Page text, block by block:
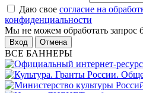
Даю свое согласие на
конфиденциальности
Мы не можем обработать запрос
Отмена
ВСЕ БАННЕРЫ